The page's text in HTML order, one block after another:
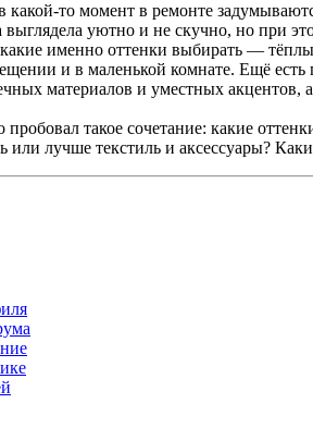
какой-то момент в ремонте
выглядела уютно и не скучно, но при
именно оттенки выбирать —
и в маленькой комнате. Ещё
материалов и уместных акцентов,
пробовал такое сочетание: какие
или лучше текстиль и аксессуары?